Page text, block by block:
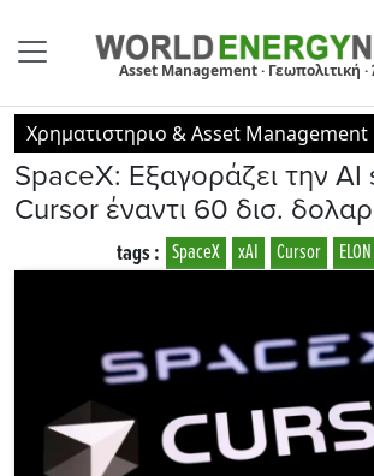
Asset Management · Γεωπολιτική
Χρηματιστηριο & Asset Management
SpaceX: Εξαγοράζει την AI
Cursor έναντι 60 δισ.
Cursor
xAI
SpaceX
tags :